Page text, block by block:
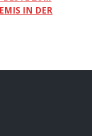
IN DER